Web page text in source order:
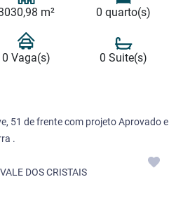
m² 0 quarto(s)
0 Vaga(s) 0 Suite(s)
51 de frente com projeto Aprovado e
.
DOS CRISTAIS